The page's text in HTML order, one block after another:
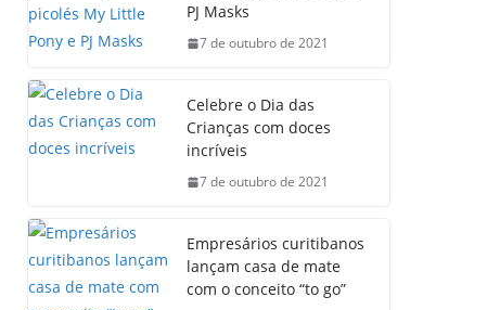
PJ Masks
7 de outubro de 2021
Celebre o Dia das
Crianças com doces
incríveis
7 de outubro de 2021
Empresários curitibanos
lançam casa de mate
com o conceito “to go”